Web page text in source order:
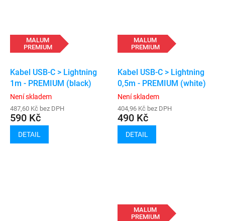
MALUM
PREMIUM
Kabel USB-C > Lightning
1m - PREMIUM (black)
Není skladem
487,60 Kč bez DPH
590 Kč
DETAIL
MALUM
PREMIUM
Kabel USB-C > Lightning
0,5m - PREMIUM (white)
Není skladem
404,96 Kč bez DPH
490 Kč
DETAIL
MALUM
PREMIUM